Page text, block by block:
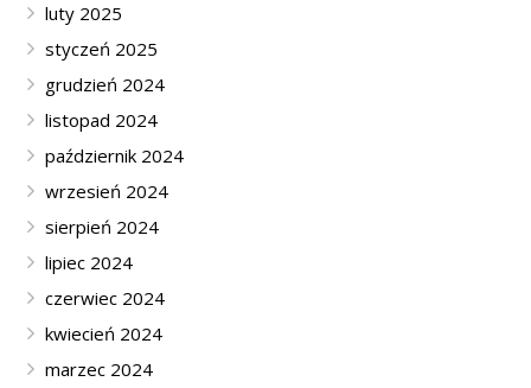
luty 2025
styczeń 2025
grudzień 2024
listopad 2024
październik 2024
wrzesień 2024
sierpień 2024
lipiec 2024
czerwiec 2024
kwiecień 2024
marzec 2024